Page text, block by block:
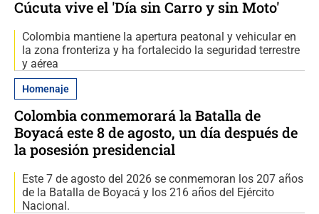
Cúcuta vive el 'Día sin Carro y sin Moto'
Colombia mantiene la apertura peatonal y vehicular en
la zona fronteriza y ha fortalecido la seguridad terrestre
y aérea
Homenaje
Colombia conmemorará la Batalla de
Boyacá este 8 de agosto, un día después de
la posesión presidencial
Este 7 de agosto del 2026 se conmemoran los 207 años
de la Batalla de Boyacá y los 216 años del Ejército
Nacional.